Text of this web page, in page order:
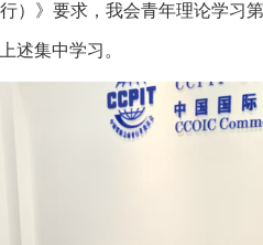
）》要求，我会青年理论学习
述集中学习。